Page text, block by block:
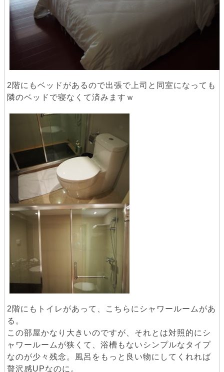
2階にもベッドがあるので出張で上司と同室になっても
隣のベッドで寝なくて済みますｗ
2階にもトイレがあって、こちらにシャワールームがあ
る。
この部屋かなり大きいのですが、それとは対照的にシ
ャワールームが狭くて、浴槽もないシンプルなタイプ
なのが少々残念。風呂をもっと良い物にしてくれれば
贅沢感UPなのに。